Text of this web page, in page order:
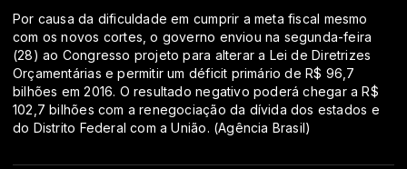
Por causa da dificuldade em cumprir a meta fiscal mesmo
com os novos cortes, o governo enviou na segunda-feira
(28) ao Congresso projeto para alterar a Lei de Diretrizes
Orçamentárias e permitir um déficit primário de R$ 96,7
bilhões em 2016. O resultado negativo poderá chegar a R$
102,7 bilhões com a renegociação da dívida dos estados e
do Distrito Federal com a União. (Agência Brasil)